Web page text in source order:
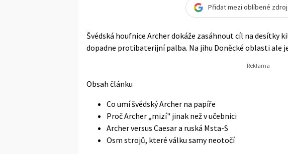
Přidat mezi oblíbené
Švédská houfnice Archer dokáže zasáhnout cíl na desítky
dopadne protibaterijní palba. Na jihu Doněcké oblasti ale
Obsah článku
Co umí švédský Archer na papíře
Proč Archer „mizí" jinak než v učebnici
Archer versus Caesar a ruská Msta-S
Osm strojů, které válku samy neotočí